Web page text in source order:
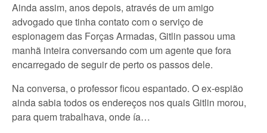
Ainda assim, anos depois, através de um amigo
advogado que tinha contato com o serviço de
espionagem das Forças Armadas, Gitlin passou uma
manhã inteira conversando com um agente que fora
encarregado de seguir de perto os passos dele.
Na conversa, o professor ficou espantado. O ex-espião
ainda sabia todos os endereços nos quais Gitlin morou,
para quem trabalhava, onde ía…